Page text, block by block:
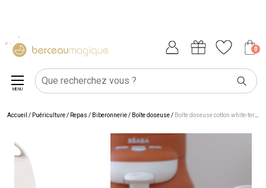
0
MENU
Accueil / Puériculture/ Repas / Biberonnerie/ Boîte doseuse/ Boîte doseuse cotton white-terracotta